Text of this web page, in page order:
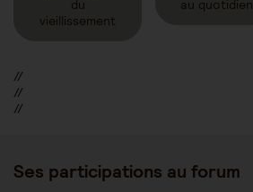
du
vieillissement
au quotidien
//
//
//
Ses participations au forum